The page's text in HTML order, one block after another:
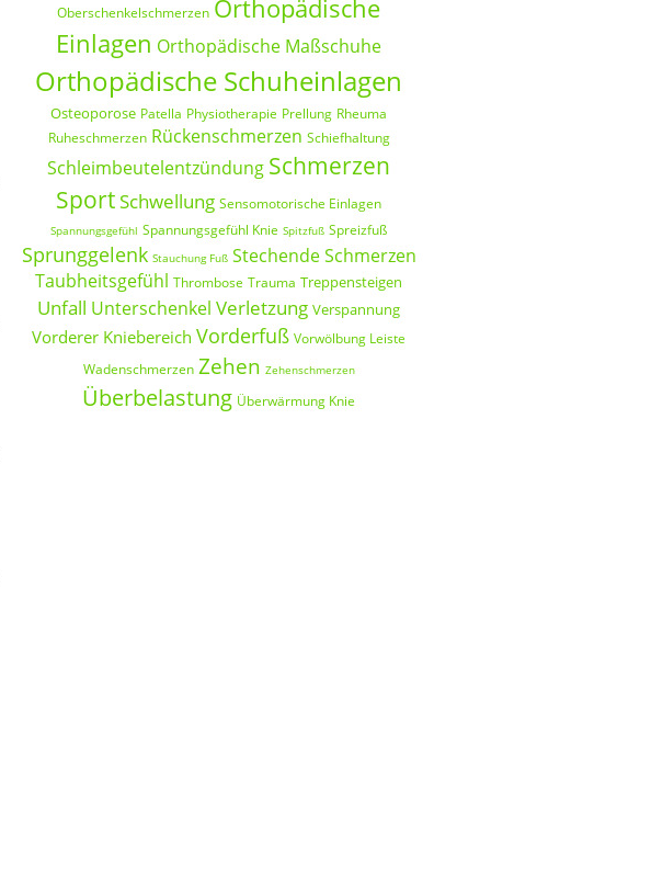
Oberschenkelschmerzen Orthopädische
Einlagen Orthopädische Maßschuhe
Orthopädische Schuheinlagen
Osteoporose Patella Physiotherapie Prellung Rheuma
Ruheschmerzen Rückenschmerzen Schiefhaltung
Schleimbeutelentzündung Schmerzen
SportSchwellung Sensomotorische Einlagen
Spannungsgefühl Spannungsgefühl Knie Spitzfuß Spreizfuß
Sprunggelenk Stauchung Fuß Stechende Schmerzen
Taubheitsgefühl Thrombose Trauma Treppensteigen
Unfall Unterschenkel Verletzung Verspannung
Vorderer Kniebereich Vorderfuß Vorwölbung Leiste
Wadenschmerzen Zehen Zehenschmerzen
Überbelastung Überwärmung Knie